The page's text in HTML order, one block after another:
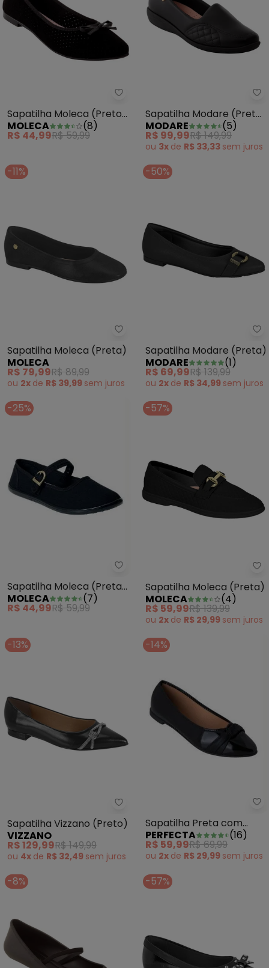
Sapatilha Moleca (Preto) em
Sapatilha Moleca (Preto)
em Sintético
MOLECA (8)
R$ 44,99R$ 59,99
Sapatilha Modare (Preto)
em Sintético
MODARE (5)
R$ 99,99R$ 149,99
ou 3x de R$ 33,33 sem juros
-11%
Sapatilha Moleca (Preta)
Sapatilha Moleca (Preta)
MOLECA
R$ 79,99R$ 89,99
ou 2x de R$ 39,99 sem juros
-50%
Sapatilha Modare (Preta)
MODARE
(1)
R$ 69,99R$ 139,99
ou 2x de R$ 34,99 sem juros
-25%
Sapatilha Moleca (Preta) em
Sapatilha Moleca (Preta)
em Tecido
MOLECA (7)
R$ 44,99R$ 59,99
-57%
Sapatilha Moleca (Preta)
MOLECA
(4)
R$ 59,99R$ 139,99
ou 2x de R$ 29,99 sem juros
-13%
Sapatilha Vizzano (Preto)
Sapatilha Vizzano (Preto)
VIZZANO
R$ 129,99R$ 149,99
ou 4x de R$ 32,49 sem juros
-14%
Sapatilha Preta com
Detalhe no Cabedal
PERFECTA (16)
R$ 59,99R$ 69,99
ou 2x de R$ 29,99 sem juros
-8% -57%